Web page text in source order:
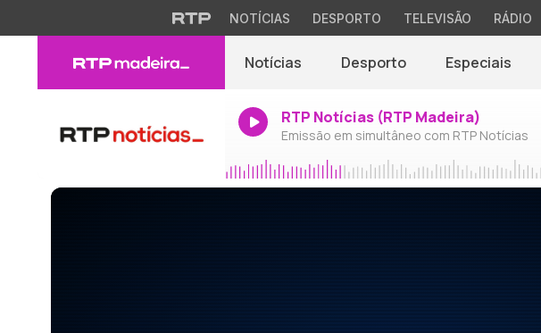
NOTÍCIAS DESPORTO TELEVISÃO RÁDIO
Notícias Desporto Especiais
RTP Notícias (RTP Madeira)
Emissão em simultâneo com RTP Notícias